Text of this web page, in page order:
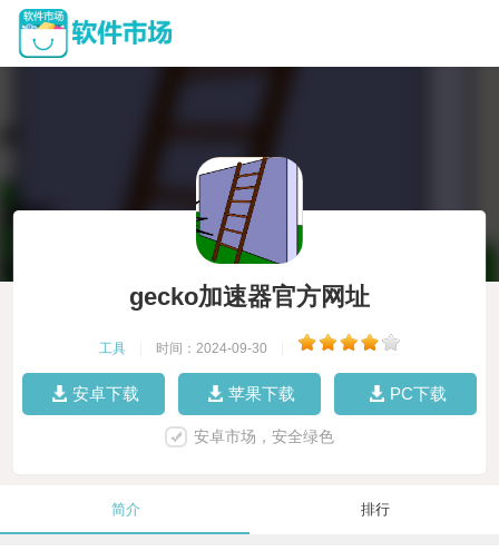
gecko加速器官方网址
工具 时间：2024-09-30
安卓下载 苹果下载 PC下载
安卓市场，安全绿色
简介 排行